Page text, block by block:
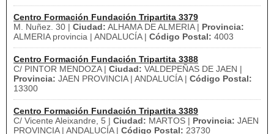
Centro Formación Fundación Tripartita 3379
M. Nuñez. 30 | Ciudad: ALHAMA DE ALMERIA | Provincia:
ALMERIA provincia | ANDALUCÍA | Código Postal: 4003
Centro Formación Fundación Tripartita 3388
C/ PINTOR MENDOZA | Ciudad: VALDEPEÑAS DE JAEN |
Provincia: JAEN PROVINCIA | ANDALUCÍA | Código Postal:
13300
Centro Formación Fundación Tripartita 3389
C/ Vicente Aleixandre, 5 | Ciudad: MARTOS | Provincia: JAEN
PROVINCIA | ANDALUCÍA | Código Postal: 23730